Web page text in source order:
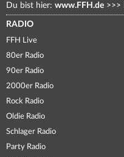
Du bist hier: www.FFH.de >>>
RADIO
FFH Live
80er Radio
90er Radio
2000er Radio
Rock Radio
Oldie Radio
Schlager Radio
Party Radio